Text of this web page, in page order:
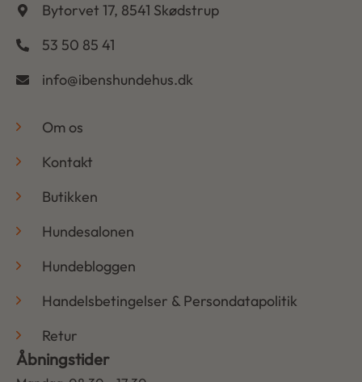
Bytorvet 17, 8541 Skødstrup
53 50 85 41
info@ibenshundehus.dk
Om os
Kontakt
Butikken
Hundesalonen
Hundebloggen
Handelsbetingelser & Persondatapolitik
Retur
Åbningstider